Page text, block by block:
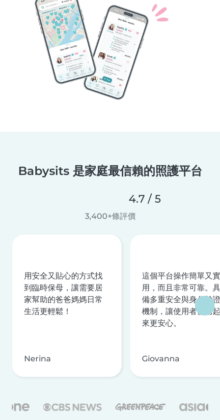
Babysits 是家庭最信賴的照護平台
4.7 / 5
3,400+條評價
用安全又貼心的方式找
到臨時保母，讓需要居
家幫助的爸爸媽媽日常
生活更輕鬆！
Nerina
這個平台操作簡單又實
用，而且非常可靠。具
備多重安全與身分驗證
機制，讓使用者使用起
來更安心。
Giovanna